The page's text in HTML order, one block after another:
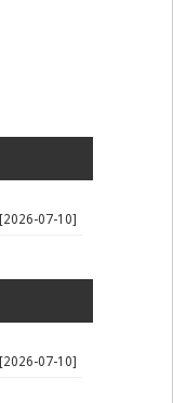
[2026-07-10]
[2026-07-10]